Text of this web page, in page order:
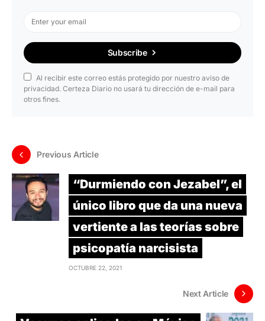
Subscribe
Al recibir este correo estás protegido por nuestro aviso de
privacidad. Certeza Diario no usará tu dirección de e-mail para
otros fines.
Previous Article
“Durmiendo con Jezabel”, el
único libro que da una nueva
vertiente a las teorías sobre
psicopatía narcisista
OCTUBRE 22, 2021
Next Article